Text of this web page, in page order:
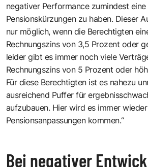
negativer Performance zumindest
Pensionskürzungen zu haben. Dieser
nur möglich, wenn die Berechtigten
Rechnungszins von 3,5 Prozent oder
leider gibt es immer noch viele
Rechnungszins von 5 Prozent oder
Für diese Berechtigten ist es nahezu
ausreichend Puffer für
aufzubauen. Hier wird es immer
Pensionsanpassungen kommen.“
Bei negativer